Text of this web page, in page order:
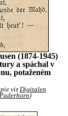
(1874-1945)
a spáchal v
potaženém
viz Digitalen
)